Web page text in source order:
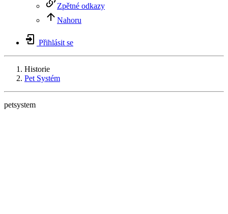
Zpětné odkazy
Nahoru
Přihlásit se
Historie
Pet Systém
petsystem